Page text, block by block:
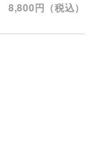
8,800円（税込）